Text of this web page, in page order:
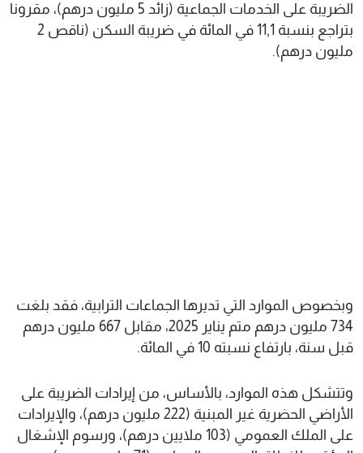
الضريبة على الخدمات الجماعية (زائد 5 مليون درهم)، مقرونا
بتراجع بنسبة 11,1 في المائة في ضريبة السكن (ناقص 2
مليون درهم).
وبخصوص الموارد التي تديرها الجماعات الترابية، فقد بلغت
734 مليون درهم متم يناير 2025، مقابل 667 مليون درهم
قبل سنة، بارتفاع نسبته 10 في المائة.
وتتشكل هذه الموارد، بالأساس، من إيرادات الضريبة على
الأراضي الحضرية غير المبنية (222 مليون درهم)، والإيرادات
على الملك العمومي (103 ملايين درهم)، ورسوم الإشغال